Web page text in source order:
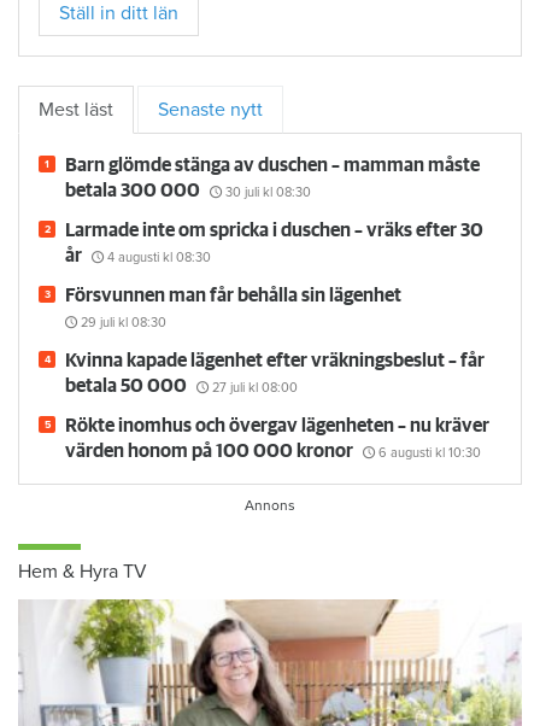
Ställ in ditt län
Mest läst Senaste nytt
Barn glömde stänga av duschen – mamman måste
betala 300 000
30 juli kl 08:30
Larmade inte om spricka i duschen – vräks efter 30
år
4 augusti kl 08:30
Försvunnen man får behålla sin lägenhet
29 juli kl 08:30
Kvinna kapade lägenhet efter vräkningsbeslut – får
betala 50 000
27 juli kl 08:00
Rökte inomhus och övergav lägenheten – nu kräver
värden honom på 100 000 kronor
6 augusti kl 10:30
Hem & Hyra TV